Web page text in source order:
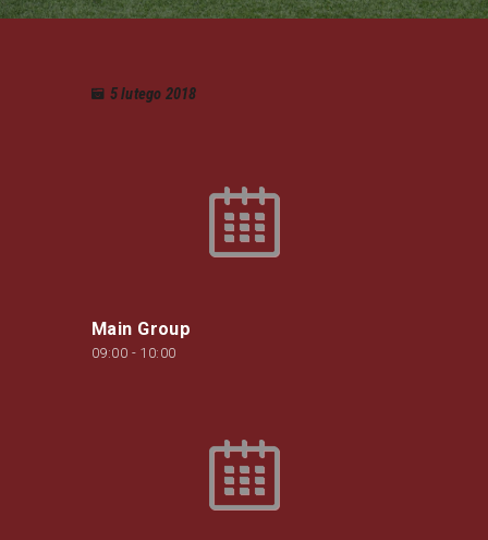
5 lutego 2018
Main Group
09:00 - 10:00